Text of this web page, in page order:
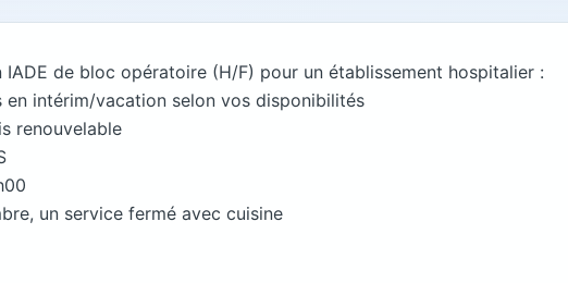
IADE de bloc opératoire (H/F) pour un établissement hospitalier :
en intérim/vacation selon vos disponibilités
renouvelable
un service fermé avec cuisine